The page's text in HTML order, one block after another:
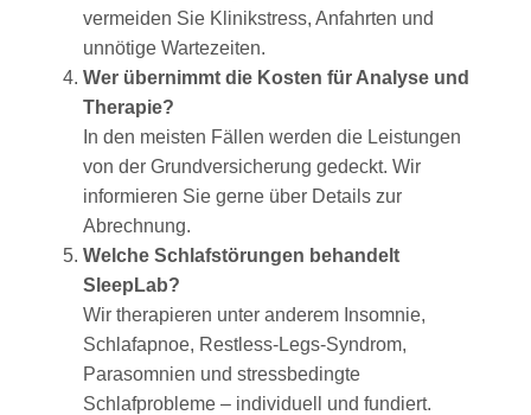
vermeiden Sie Klinikstress, Anfahrten und
unnötige Wartezeiten.
Wer übernimmt die Kosten für Analyse und
Therapie?
In den meisten Fällen werden die Leistungen
von der Grundversicherung gedeckt. Wir
informieren Sie gerne über Details zur
Abrechnung.
Welche Schlafstörungen behandelt
SleepLab?
Wir therapieren unter anderem Insomnie,
Schlafapnoe, Restless-Legs-Syndrom,
Parasomnien und stressbedingte
Schlafprobleme – individuell und fundiert.